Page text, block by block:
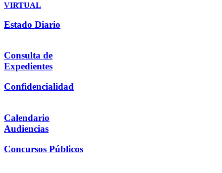
VIRTUAL
Estado Diario
Consulta de
Expedientes
Confidencialidad
Calendario
Audiencias
Concursos Públicos